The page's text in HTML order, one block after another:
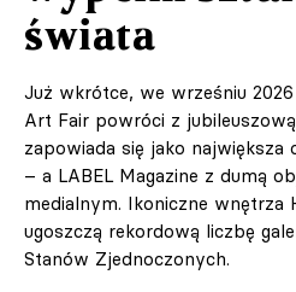
świata
Już wkrótce, we wrześniu
Art Fair powróci z
zapowiada się jako największa
– a LABEL Magazine z dumą
medialnym. Ikoniczne wnętrza
ugoszczą rekordową liczbę
Stanów Zjednoczonych.